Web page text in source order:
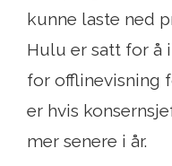
kunne laste ned
Hulu er satt for å
for offlinevisning
er hvis
mer senere i år.